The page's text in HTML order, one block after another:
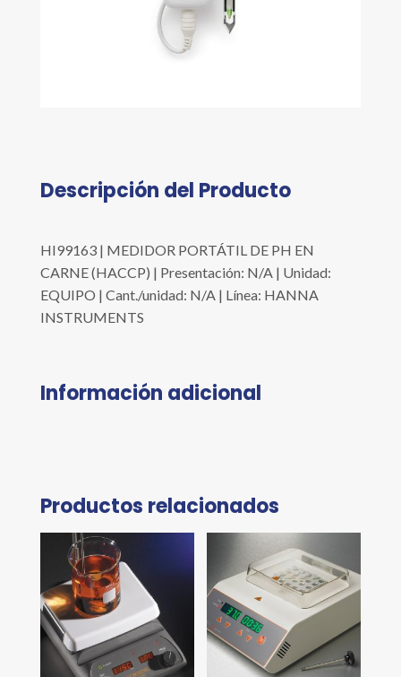
Descripción del Producto
HI99163 | MEDIDOR PORTÁTIL DE PH EN
CARNE (HACCP) | Presentación: N/A | Unidad:
EQUIPO | Cant./unidad: N/A | Línea: HANNA
INSTRUMENTS
Información adicional
Productos relacionados